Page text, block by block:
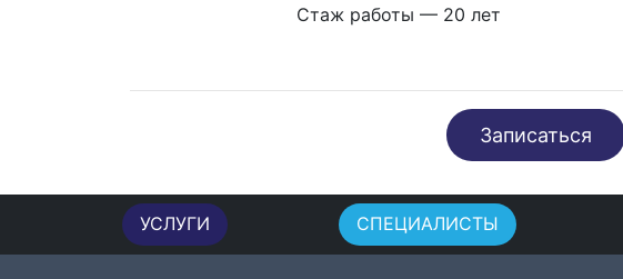
Стаж работы — 20 лет
Записаться
УСЛУГИ СПЕЦИАЛИСТЫ